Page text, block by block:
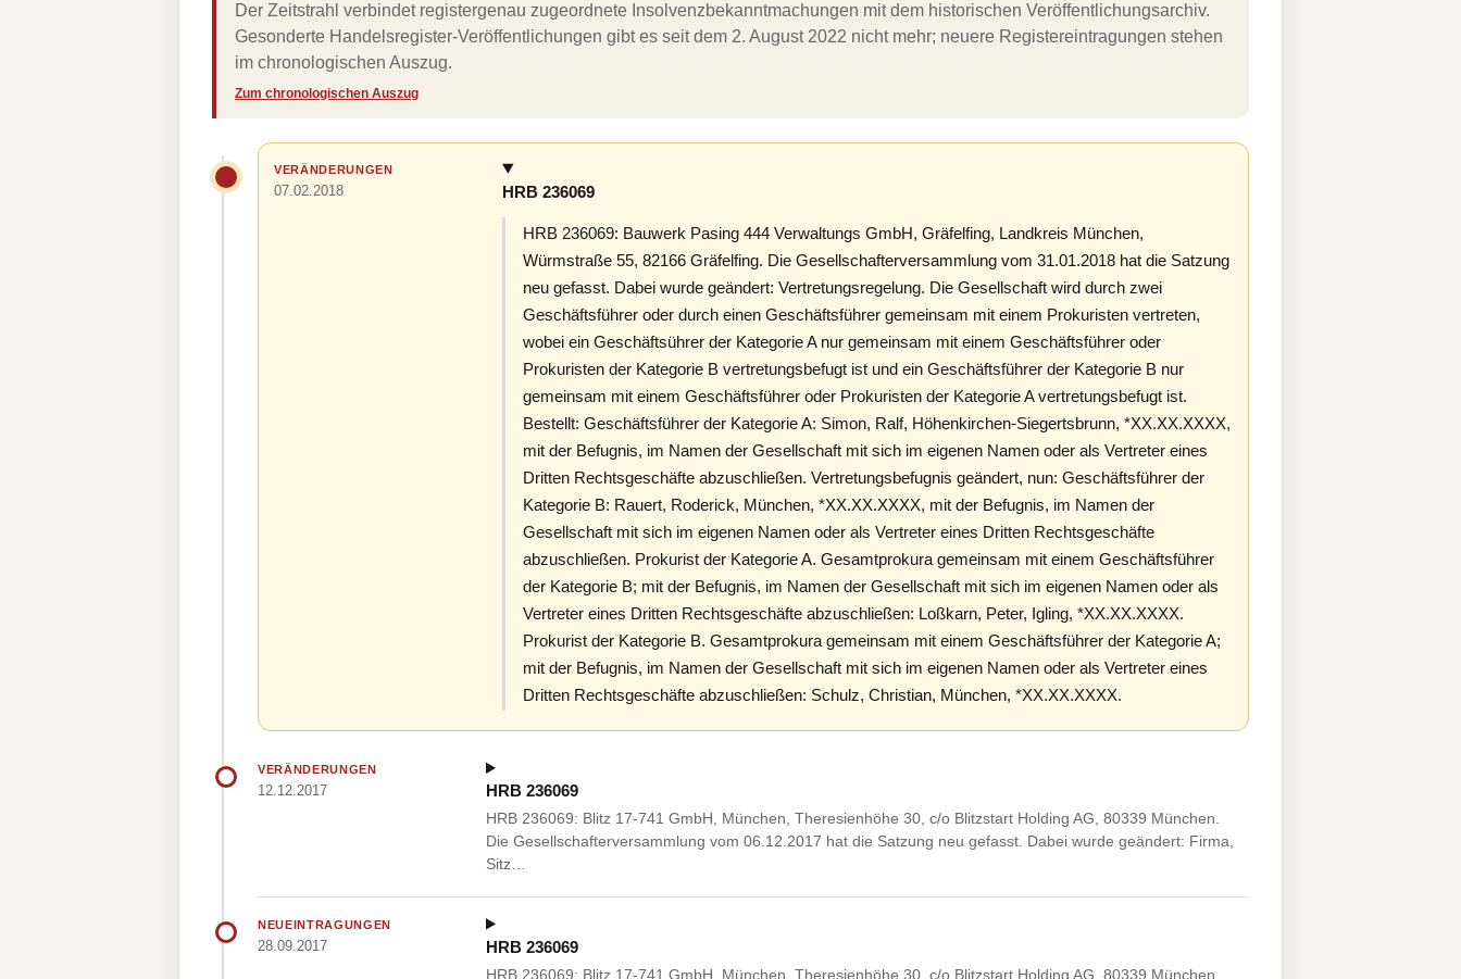
Der Zeitstrahl verbindet registergenau zugeordnete Insolvenzbekanntmachungen mit dem historischen Veröffentlichungsarchiv.
Gesonderte Handelsregister-Veröffentlichungen gibt es seit dem 2. August 2022 nicht mehr; neuere Registereintragungen stehen
im chronologischen Auszug.
Zum chronologischen Auszug
VERÄNDERUNGEN
07.02.2018 HRB 236069
HRB 236069: Bauwerk Pasing 444 Verwaltungs GmbH, Gräfelfing, Landkreis München,
Würmstraße 55, 82166 Gräfelfing. Die Gesellschafterversammlung vom 31.01.2018 hat die Satzung
neu gefasst. Dabei wurde geändert: Vertretungsregelung. Die Gesellschaft wird durch zwei
Geschäftsführer oder durch einen Geschäftsführer gemeinsam mit einem Prokuristen vertreten,
wobei ein Geschäftsührer der Kategorie A nur gemeinsam mit einem Geschäftsführer oder
Prokuristen der Kategorie B vertretungsbefugt ist und ein Geschäftsführer der Kategorie B nur
gemeinsam mit einem Geschäftsführer oder Prokuristen der Kategorie A vertretungsbefugt ist.
Bestellt: Geschäftsführer der Kategorie A: Simon, Ralf, Höhenkirchen-Siegertsbrunn, *XX.XX.XXXX,
mit der Befugnis, im Namen der Gesellschaft mit sich im eigenen Namen oder als Vertreter eines
Dritten Rechtsgeschäfte abzuschließen. Vertretungsbefugnis geändert, nun: Geschäftsführer der
Kategorie B: Rauert, Roderick, München, *XX.XX.XXXX, mit der Befugnis, im Namen der
Gesellschaft mit sich im eigenen Namen oder als Vertreter eines Dritten Rechtsgeschäfte
abzuschließen. Prokurist der Kategorie A. Gesamtprokura gemeinsam mit einem Geschäftsführer
der Kategorie B; mit der Befugnis, im Namen der Gesellschaft mit sich im eigenen Namen oder als
Vertreter eines Dritten Rechtsgeschäfte abzuschließen: Loßkarn, Peter, Igling, *XX.XX.XXXX.
Prokurist der Kategorie B. Gesamtprokura gemeinsam mit einem Geschäftsführer der Kategorie A;
mit der Befugnis, im Namen der Gesellschaft mit sich im eigenen Namen oder als Vertreter eines
Dritten Rechtsgeschäfte abzuschließen: Schulz, Christian, München, *XX.XX.XXXX.
VERÄNDERUNGEN
12.12.2017 HRB 236069
HRB 236069: Blitz 17-741 GmbH, München, Theresienhöhe 30, c/o Blitzstart Holding AG, 80339 München.
Die Gesellschafterversammlung vom 06.12.2017 hat die Satzung neu gefasst. Dabei wurde geändert: Firma,
Sitz…
NEUEINTRAGUNGEN
28.09.2017 HRB 236069
HRB 236069: Blitz 17-741 GmbH, München, Theresienhöhe 30, c/o Blitzstart Holding AG, 80339 München.